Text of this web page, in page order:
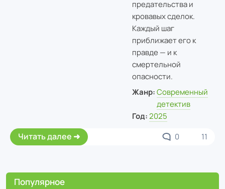
предательства и
кровавых сделок.
Каждый шаг
приближает его к
правде — и к
смертельной
опасности.
Жанр: Современный
детектив
Год: 2025
Читать далее 0 11
Популярное